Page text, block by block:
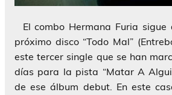
El combo Hermana Furia sigue
próximo disco “Todo Mal”
este tercer single que se han
días para la pista “Matar A
de ese álbum debut. En este